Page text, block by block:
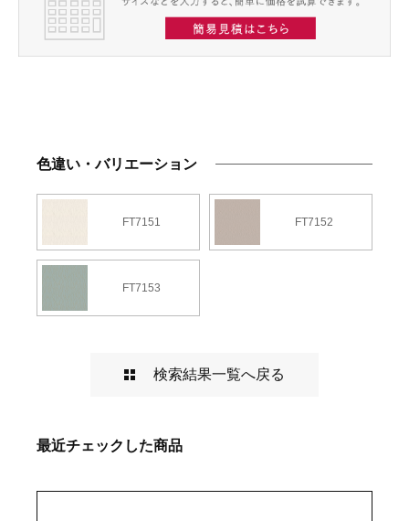
色違い・バリエーション
FT7151 FT7152
FT7153
検索結果一覧へ戻る
最近チェックした商品